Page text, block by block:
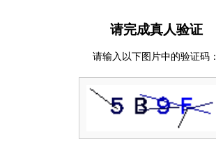
请完成真人验证
请输入以下图片中的验证码：